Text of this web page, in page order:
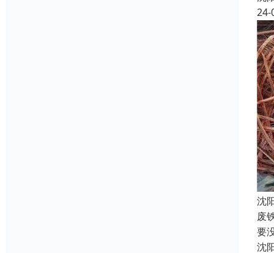
24-
沈
废
要
沈